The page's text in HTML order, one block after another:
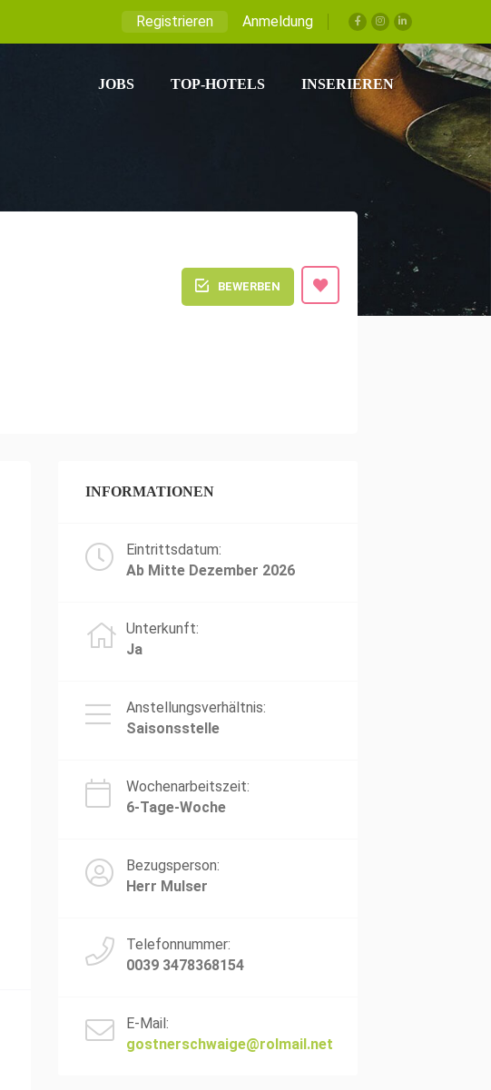
Registrieren Anmeldung
JOBS TOP-HOTELS INSERIEREN
BEWERBEN
INFORMATIONEN
Eintrittsdatum:
Ab Mitte Dezember 2026
Unterkunft:
Ja
Anstellungsverhältnis:
Saisonsstelle
Wochenarbeitszeit:
6-Tage-Woche
Bezugsperson:
Herr Mulser
Telefonnummer:
0039 3478368154
E-Mail:
gostnerschwaige@rolmail.net